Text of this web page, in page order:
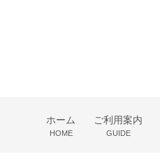
ホーム
HOME
ご利用案内
GUIDE